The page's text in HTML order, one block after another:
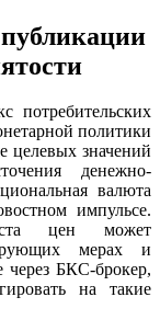
потребительских
политики
целевых значений
денежно-
валюта
импульсе.
цен может
мерах и
через БКС-брокер,
на такие